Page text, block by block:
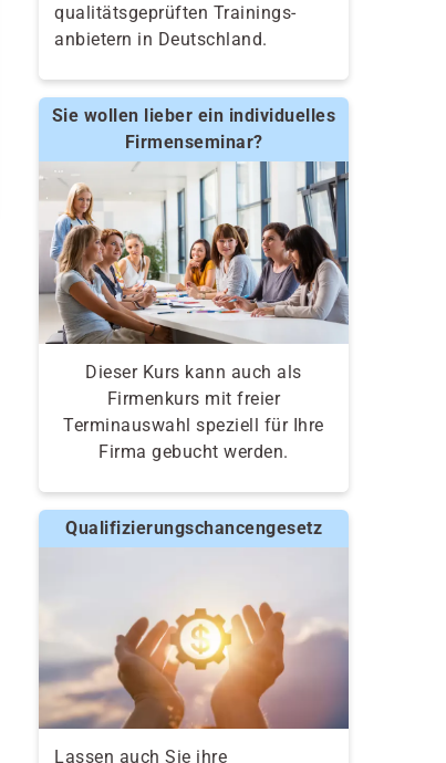
qualitäts­geprüften Trainings­
anbietern in Deutschland.
Sie wollen lieber ein individuelles
Firmenseminar?
Dieser Kurs kann auch als
Firmenkurs mit freier
Terminauswahl speziell für Ihre
Firma gebucht werden.
Qualifizierungschancengesetz
Lassen auch Sie ihre